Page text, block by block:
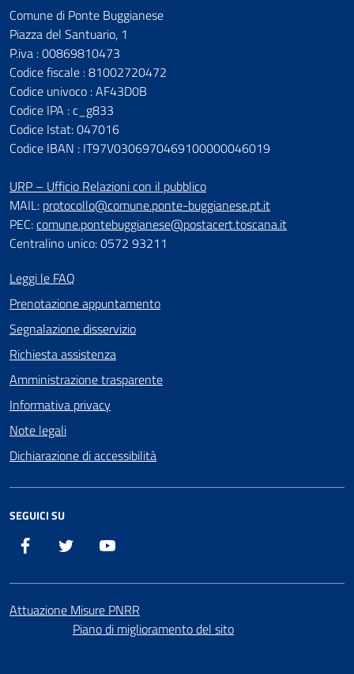
Comune di Ponte Buggianese
Piazza del Santuario, 1
P.iva : 00869810473
Codice fiscale : 81002720472
Codice univoco : AF43D0B
Codice IPA : c_g833
Codice Istat: 047016
Codice IBAN : IT97V0306970469100000046019
URP – Ufficio Relazioni con il pubblico
MAIL: protocollo@comune.ponte-buggianese.pt.it
PEC:comune.pontebuggianese@postacert.toscana.it
Centralino unico: 0572 93211
Leggi le FAQ
Prenotazione appuntamento
Segnalazione disservizio
Richiesta assistenza
Amministrazione trasparente
Informativa privacy
Note legali
Dichiarazione di accessibilità
SEGUICI SU
Facebook
Attuazione Misure PNRR
Piano di miglioramento del sito